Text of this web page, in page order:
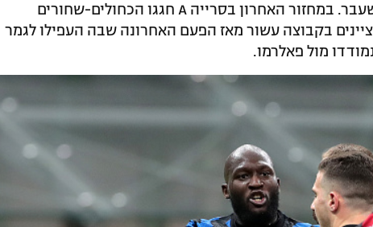
הניצחון על יובנטוס במהלך החודש שעבר. במחזור האחרון בסרייה A חגגו הכחולים-שחורים
בקבוצה עשור מאז הפעם האחרונה שבה העפילו לגמר